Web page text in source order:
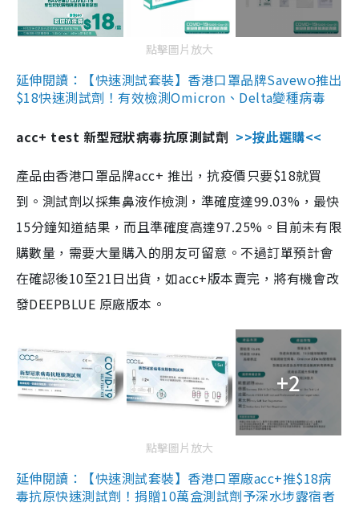
點擊圖片放大
延伸閱讀：【快速測試套裝】香港口罩品牌Savewo推出
$18快速測試劑！有效檢測Omicron、Delta變種病毒
acc+ test 新型冠狀病毒抗原測試劑 >>按此選購<<
產品由香港口罩品牌acc+ 推出，抗疫價只要$18就買
到。測試劑以採集鼻液作檢測，準確度達99.03%，最快
15分鐘知道結果，而且準確度高達97.25%。目前未有限
購數量，需要大量購入的朋友可留意。不過訂單預計會
在確認後10至21日出貨，如acc+版本賣完，將有機會改
發DEEPBLUE 原廠版本。
+2
點擊圖片放大
延伸閱讀：【快速測試套裝】香港口罩廠acc+推$18病
毒抗原快速測試劑！捐贈10萬盒測試劑予深水埗露宿者